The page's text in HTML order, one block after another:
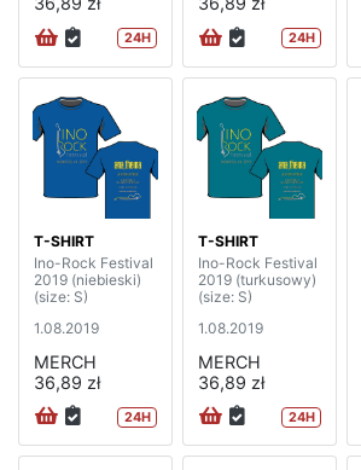
24H 24H
T-SHIRT
Ino-Rock Festival
2019 (niebieski)
(size: S)
1.08.2019
MERCH
36,89 zł
24H
T-SHIRT
Ino-Rock Festival
2019 (turkusowy)
(size: S)
1.08.2019
MERCH
36,89 zł
24H